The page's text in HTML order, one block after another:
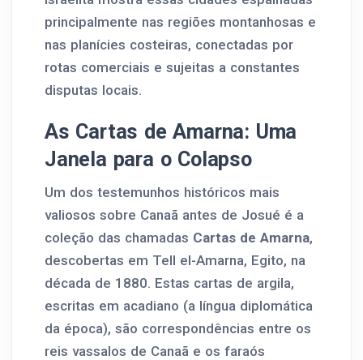
principalmente nas regiões montanhosas e
nas planícies costeiras, conectadas por
rotas comerciais e sujeitas a constantes
disputas locais.
As Cartas de Amarna: Uma
Janela para o Colapso
Um dos testemunhos históricos mais
valiosos sobre Canaã antes de Josué é a
coleção das chamadas Cartas de Amarna,
descobertas em Tell el-Amarna, Egito, na
década de 1880. Estas cartas de argila,
escritas em acadiano (a língua diplomática
da época), são correspondências entre os
reis vassalos de Canaã e os faraós